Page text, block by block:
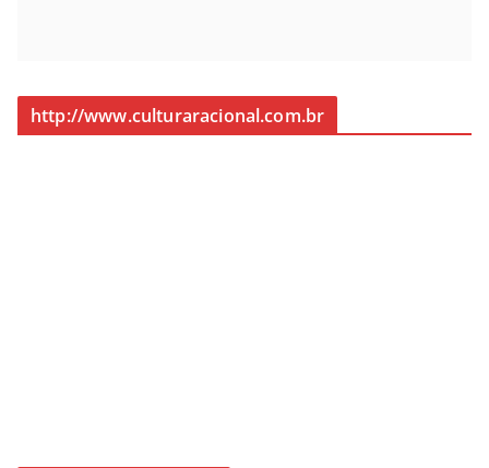
http://www.culturaracional.com.br